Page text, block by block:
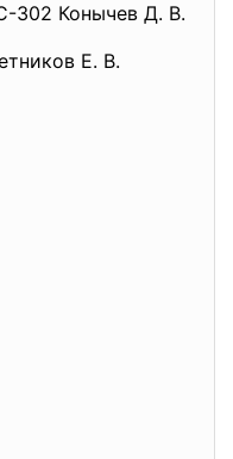
302 Конычев Д. В.
Е. В.